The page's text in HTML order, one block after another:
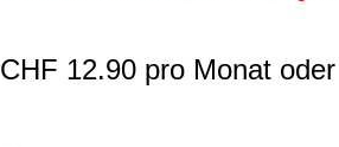
CHF 12.90 pro Monat